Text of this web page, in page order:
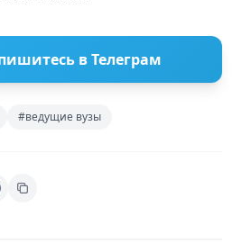
в Телеграм
#ведущие вузы